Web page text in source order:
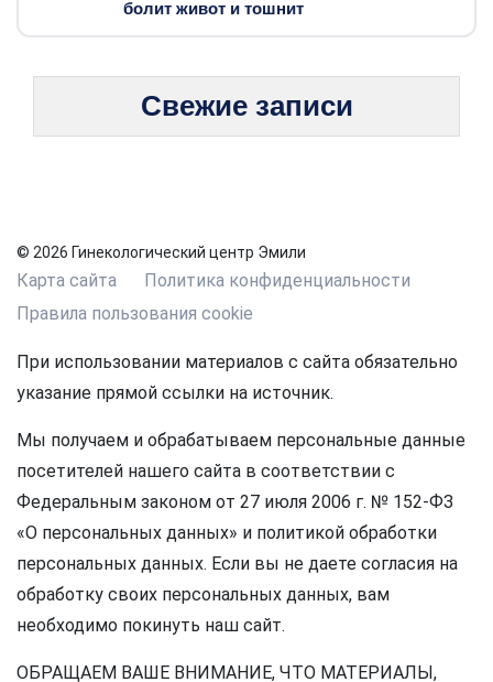
болит живот и тошнит
Свежие записи
© 2026 Гинекологический центр Эмили
Карта сайта
Политика конфиденциальности
Правила пользования cookie
При использовании материалов с сайта обязательно
указание прямой ссылки на источник.
Мы получаем и обрабатываем персональные данные
посетителей нашего сайта в соответствии с
Федеральным законом от 27 июля 2006 г. № 152-ФЗ
«О персональных данных» и политикой обработки
персональных данных. Если вы не даете согласия на
обработку своих персональных данных, вам
необходимо покинуть наш сайт.
ОБРАЩАЕМ ВАШЕ ВНИМАНИЕ, ЧТО МАТЕРИАЛЫ,